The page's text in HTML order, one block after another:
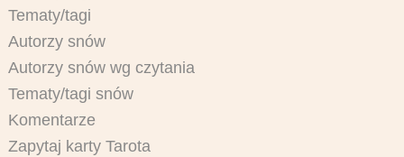
Tematy/tagi
Autorzy snów
Autorzy snów wg czytania
Tematy/tagi snów
Komentarze
Zapytaj karty Tarota